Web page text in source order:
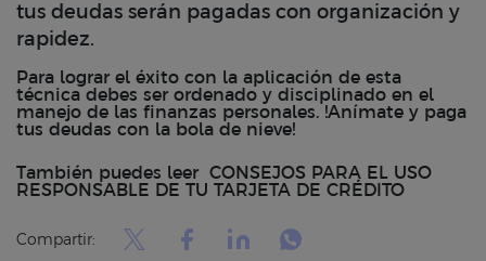
tus deudas serán pagadas con organización y
rapidez.
Para lograr el éxito con la aplicación de esta
técnica debes ser ordenado y disciplinado en el
manejo de las finanzas personales. !Anímate y paga
tus deudas con la bola de nieve!
También puedes leer CONSEJOS PARA EL USO
RESPONSABLE DE TU TARJETA DE CRÉDITO
Compartir: